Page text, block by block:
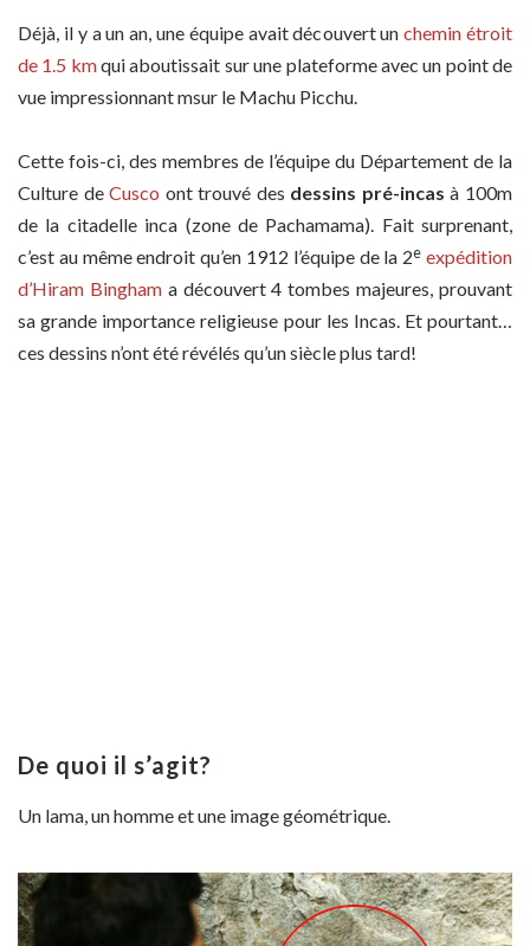
Déjà, il y a un an, une équipe avait découvert unchemin étroit
de 1.5 kmqui aboutissait sur une plateforme avec un point de
vue impressionnant msur le Machu Picchu.
Cette fois-ci, des membres de l’équipe du Département de la
Culture deCusco ont trouvé des dessins pré-incas à 100m
de la citadelle inca (zone de Pachamama). Fait surprenant,
c’est au même endroit qu’en 1912 l’équipe de la 2e expédition
d’Hiram Binghama découvert 4 tombes majeures, prouvant
sa grande importance religieuse pour les Incas. Et pourtant…
ces dessins n’ont été révélés qu’un siècle plus tard!
De quoi il s’agit?
Un lama, un homme et une image géométrique.